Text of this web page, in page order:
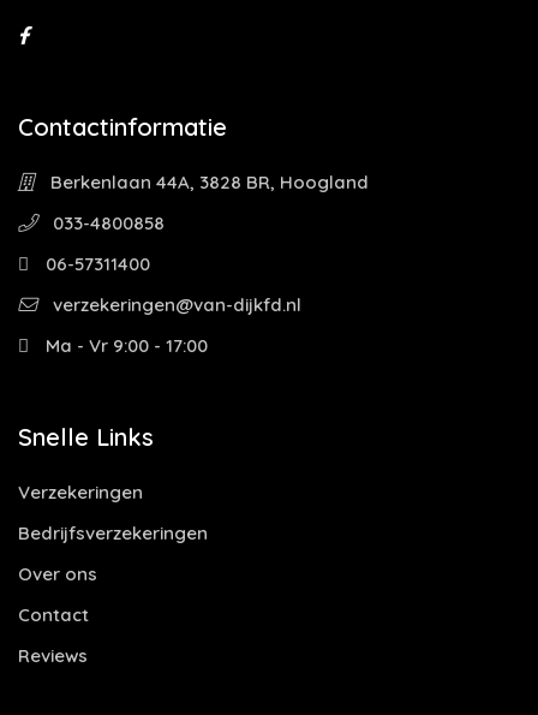
Contactinformatie
Berkenlaan 44A, 3828 BR, Hoogland
033-4800858
06-57311400
verzekeringen@van-dijkfd.nl
Ma - Vr 9:00 - 17:00
Snelle Links
Verzekeringen
Bedrijfsverzekeringen
Over ons
Contact
Reviews